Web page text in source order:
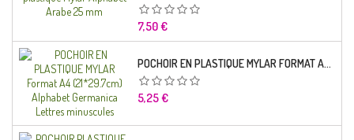
Prix
7,50 €
POCHOIR EN PLASTIQUE MYLAR FORMAT A4 (21*29.7CM) ALPHABET GERMANICA LETTRES MINUSCULES
Prix
5,25 €